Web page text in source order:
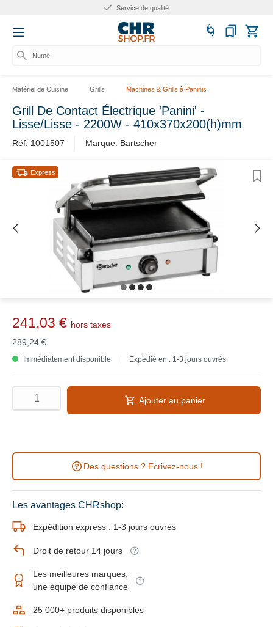
Service de qualité
Numéro
Matériel de Cuisine Grills Machines & Grills à Paninis
Grill De Contact Électrique 'Panini' -
Lisse/Lisse - 2200W - 410x370x200(h)mm
Réf. 1001507 Marque: Bartscher
Express
241,03 € hors taxes
289,24 €
Immédiatement disponible Expédié en : 1-3 jours ouvrés
Ajouter au panier
Des questions ? Ecrivez-nous !
Les avantages CHRshop:
Expédition express : 1-3 jours ouvrés
Droit de retour 14 jours
Les meilleures marques,
une équipe de confiance
25 000+ produits disponibles